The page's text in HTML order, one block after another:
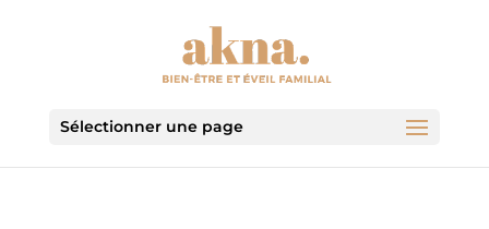
Sélectionner une page